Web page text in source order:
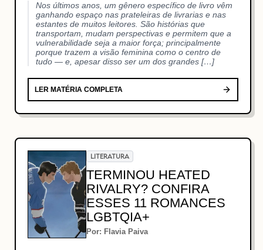
Nos últimos anos, um gênero específico de livro vêm
ganhando espaço nas prateleiras de livrarias e nas
estantes de muitos leitores. São histórias que
transportam, mudam perspectivas e permitem que a
vulnerabilidade seja a maior força; principalmente
porque trazem a visão feminina como o centro de
tudo — e, apesar disso ser um dos grandes […]
LER MATÉRIA COMPLETA
LITERATURA
TERMINOU HEATED
RIVALRY? CONFIRA
ESSES 11 ROMANCES
LGBTQIA+
Por: Flavia Paiva